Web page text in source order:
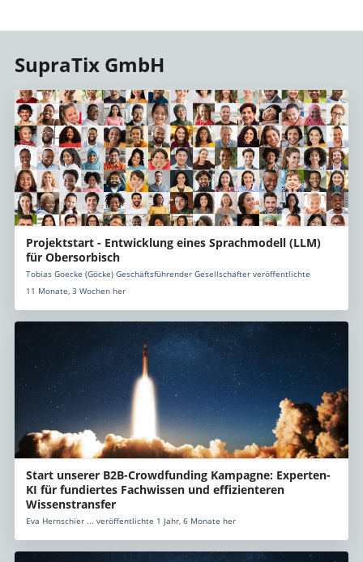
SupraTix GmbH
Projektstart - Entwicklung eines Sprachmodell (LLM)
für Obersorbisch
Tobias Goecke (Göcke) Geschäftsführender Gesellschafter veröffentlichte
11 Monate, 3 Wochen her
Start unserer B2B-Crowdfunding Kampagne: Experten-
KI für fundiertes Fachwissen und effizienteren
Wissenstransfer
Eva Hernschier ... veröffentlichte 1 Jahr, 6 Monate her